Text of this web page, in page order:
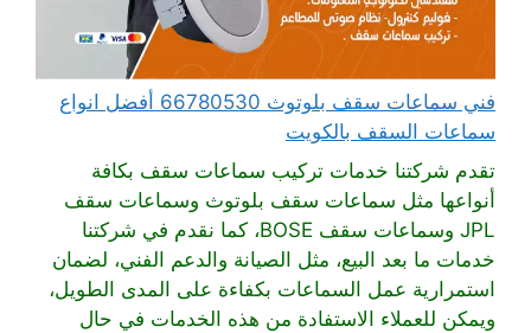
فني سماعات سقف بلوتوث 66780530 أفضل انواع
سماعات السقف بالكويت
تقدم شركتنا خدمات تركيب سماعات سقف بكافة
أنواعها مثل سماعات سقف بلوتوث وسماعات سقف
JPL وسماعات سقف BOSE، كما نقدم في شركتنا
خدمات ما بعد البيع، مثل الصيانة والدعم الفني، لضمان
استمرارية عمل السماعات بكفاءة على المدى الطويل،
ويمكن للعملاء الاستفادة من هذه الخدمات في حال